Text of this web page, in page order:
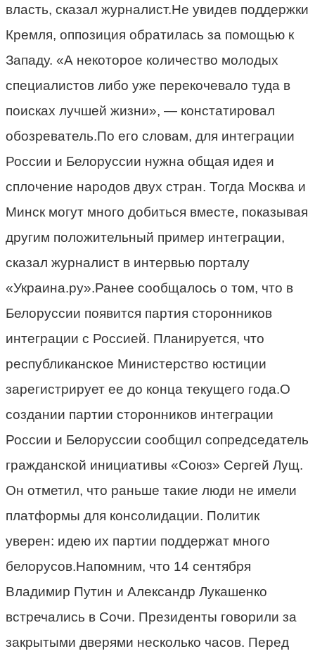
власть, сказал журналист.Не увидев поддержки
Кремля, оппозиция обратилась за помощью к
Западу. «А некоторое количество молодых
специалистов либо уже перекочевало туда в
поисках лучшей жизни», — констатировал
обозреватель.По его словам, для интеграции
России и Белоруссии нужна общая идея и
сплочение народов двух стран. Тогда Москва и
Минск могут много добиться вместе, показывая
другим положительный пример интеграции,
сказал журналист в интервью порталу
«Украина.ру».Ранее сообщалось о том, что в
Белоруссии появится партия сторонников
интеграции с Россией. Планируется, что
республиканское Министерство юстиции
зарегистрирует ее до конца текущего года.О
создании партии сторонников интеграции
России и Белоруссии сообщил сопредседатель
гражданской инициативы «Союз» Сергей Лущ.
Он отметил, что раньше такие люди не имели
платформы для консолидации. Политик
уверен: идею их партии поддержат много
белорусов.Напомним, что 14 сентября
Владимир Путин и Александр Лукашенко
встречались в Сочи. Президенты говорили за
закрытыми дверями несколько часов. Перед